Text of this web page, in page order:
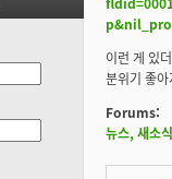
이런 게 있
분위기 좋
Forums:
뉴스, 새소식